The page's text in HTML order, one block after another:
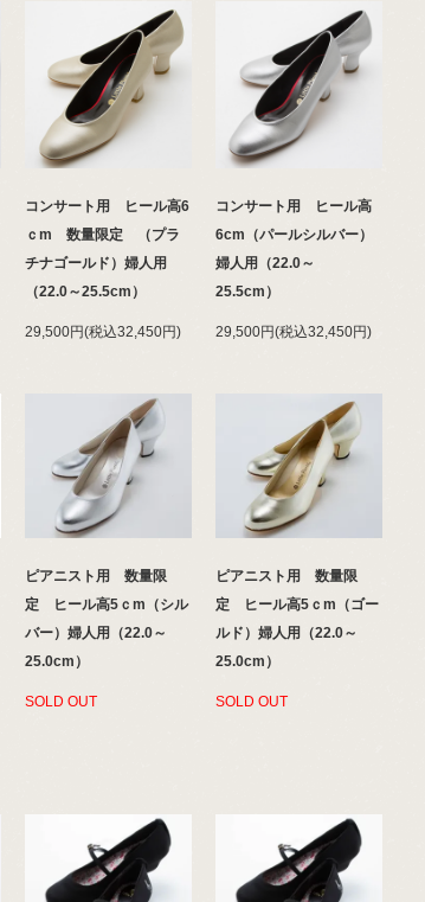
コンサート用 ヒール高6
ｃm 数量限定 （プラ
チナゴールド）婦人用
（22.0～25.5cm）
29,500円(税込32,450円)
コンサート用 ヒール高
6cm（パールシルバー）
婦人用（22.0～
25.5cm）
29,500円(税込32,450円)
ピアニスト用 数量限
定 ヒール高5ｃm（シル
バー）婦人用（22.0～
25.0cm）
SOLD OUT
ピアニスト用 数量限
定 ヒール高5ｃm（ゴー
ルド）婦人用（22.0～
25.0cm）
SOLD OUT